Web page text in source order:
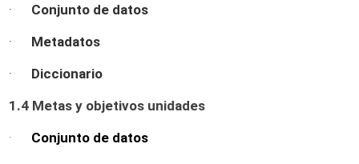
· Conjunto de datos
· Metadatos
· Diccionario
1.4 Metas y objetivos unidades
· Conjunto de datos